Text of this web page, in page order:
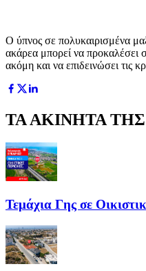
Ο ύπνος σε πολυκαιρισμένα
ακάρεα μπορεί να προκαλέσει
ακόμη και να επιδεινώσει τις
ΤΑ ΑΚΙΝΗΤΑ
Τεμάχια Γης σε